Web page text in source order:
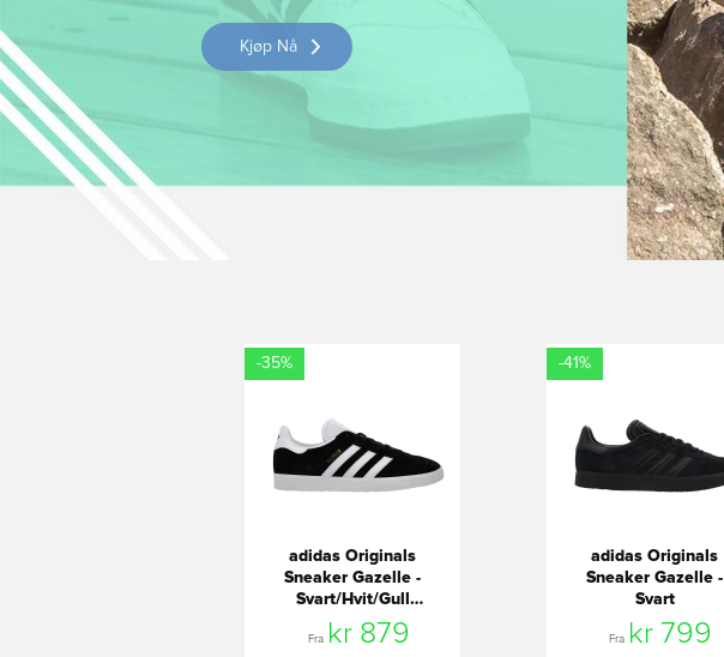
Kjøp Nå
-35%
adidas Originals
Sneaker Gazelle -
Svart/Hvit/Gull
Metallisk
Fra kr 879
-41%
adidas Originals
Sneaker Gazelle -
Svart
Fra kr 799